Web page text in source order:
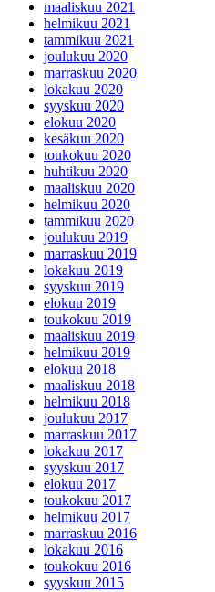
maaliskuu 2021
helmikuu 2021
tammikuu 2021
joulukuu 2020
marraskuu 2020
lokakuu 2020
syyskuu 2020
elokuu 2020
kesäkuu 2020
toukokuu 2020
huhtikuu 2020
maaliskuu 2020
helmikuu 2020
tammikuu 2020
joulukuu 2019
marraskuu 2019
lokakuu 2019
syyskuu 2019
elokuu 2019
toukokuu 2019
maaliskuu 2019
helmikuu 2019
elokuu 2018
maaliskuu 2018
helmikuu 2018
joulukuu 2017
marraskuu 2017
lokakuu 2017
syyskuu 2017
elokuu 2017
toukokuu 2017
helmikuu 2017
marraskuu 2016
lokakuu 2016
toukokuu 2016
syyskuu 2015